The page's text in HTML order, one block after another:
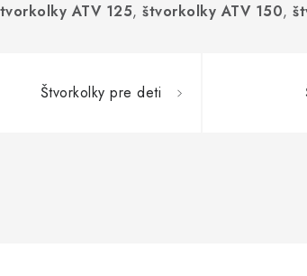
ATV 125, štvorkolky ATV 150,
Štvorkolky pre deti